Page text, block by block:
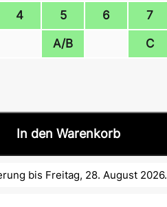
4 5 6 7
A/B C
In den Warenkorb
bis Freitag, 28. August 2026.